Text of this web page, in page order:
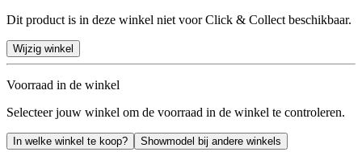
Dit product is in deze winkel niet voor Click & Collect beschikbaar.
Wijzig winkel
Voorraad in de winkel
Selecteer jouw winkel om de voorraad in de winkel te controleren.
In welke winkel te koop? Showmodel bij andere winkels